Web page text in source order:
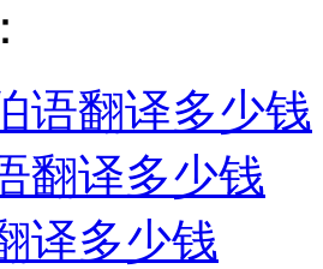
：
语翻译多少钱
翻译多少钱
译多少钱